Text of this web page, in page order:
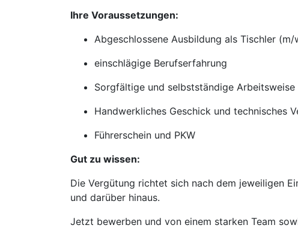
Ihre Voraussetzungen:
Abgeschlossene Ausbildung als Tischler
einschlägige Berufserfahrung
Sorgfältige und selbstständige Arbeitsweise
Handwerkliches Geschick und technisches
Führerschein und PKW
Gut zu wissen:
Die Vergütung richtet sich nach dem jeweiligen
und darüber hinaus.
Jetzt bewerben und von einem starken Team